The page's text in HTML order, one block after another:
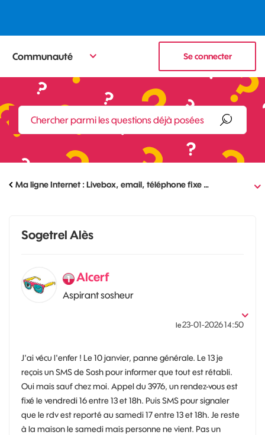
Communauté Se connecter
Ma ligne Internet : Livebox, email, téléphone fixe …
Sogetrel Alès
Alcerf
Aspirant sosheur
le‎23-01-202614:50
J'ai vécu l'enfer ! Le 10 janvier, panne générale. Le 13 je
reçois un SMS de Sosh pour informer que tout est rétabli.
Oui mais sauf chez moi. Appel du 3976, un rendez-vous est
fixé le vendredi 16 entre 13 et 18h. Puis SMS pour signaler
que le rdv est reporté au samedi 17 entre 13 et 18h. Je reste
à la maison le samedi mais personne ne vient. Pas un